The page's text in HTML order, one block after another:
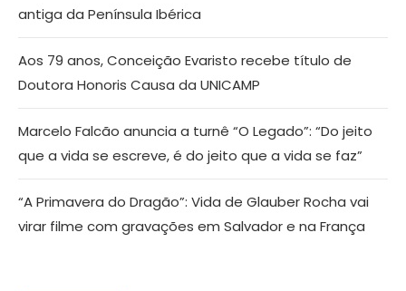
antiga da Península Ibérica
Aos 79 anos, Conceição Evaristo recebe título de
Doutora Honoris Causa da UNICAMP
Marcelo Falcão anuncia a turnê “O Legado”: “Do jeito
que a vida se escreve, é do jeito que a vida se faz”
“A Primavera do Dragão”: Vida de Glauber Rocha vai
virar filme com gravações em Salvador e na França